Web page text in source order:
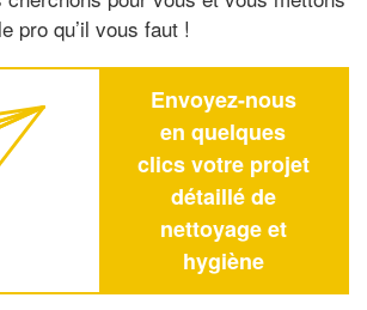
pro qu’il vous faut !
Envoyez-nous
en quelques
clics votre projet
détaillé de
nettoyage et
hygiène